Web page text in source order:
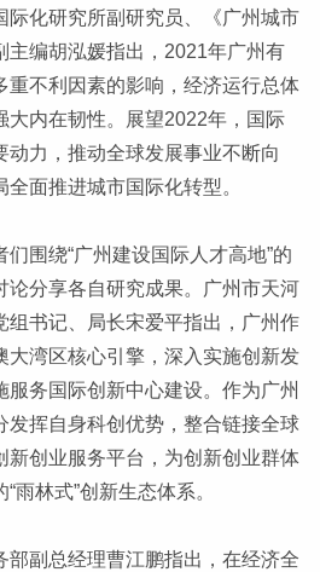
际化研究所副研究员、《广州城市
主编胡泓媛指出，2021年广州有
重不利因素的影响，经济运行总体
大内在韧性。展望2022年，国际
动力，推动全球发展事业不断向
面推进城市国际化转型。
围绕“广州建设国际人才高地”的
论分享各自研究成果。广州市天河
组书记、局长宋爱平指出，广州作
大湾区核心引擎，深入实施创新发
服务国际创新中心建设。作为广州
发挥自身科创优势，整合链接全球
新创业服务平台，为创新创业群体
雨林式”创新生态体系。
部副总经理曹江鹏指出，在经济全